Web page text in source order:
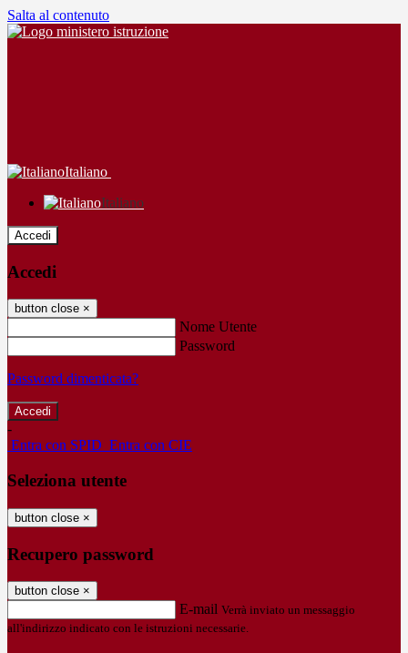
Salta al contenuto
Italiano
Italiano
Accedi
Accedi
button close ×
Nome Utente
Password
Password dimenticata?
-
Entra con SPID Entra con CIE
Seleziona utente
button close ×
Recupero password
button close ×
E-mail Verrà inviato un messaggio
all'indirizzo indicato con le istruzioni necessarie.